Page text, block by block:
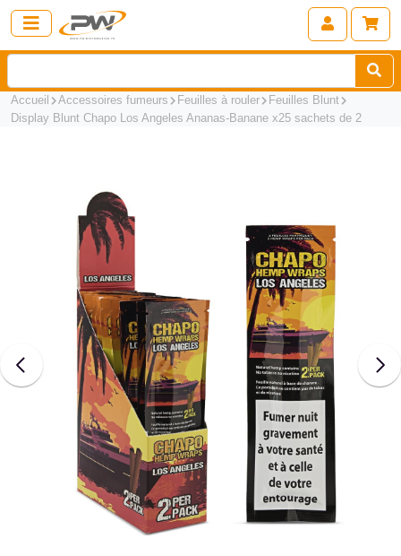
Accueil Accessoires fumeurs Feuilles à rouler
Feuilles Blunt
Display Blunt Chapo Los Angeles Ananas-Banane x25 sachets de 2